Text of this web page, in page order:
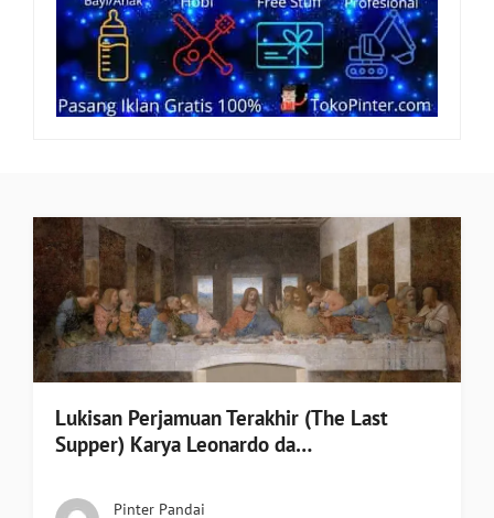
Lukisan Perjamuan Terakhir (The Last
Supper) Karya Leonardo da…
Pinter Pandai